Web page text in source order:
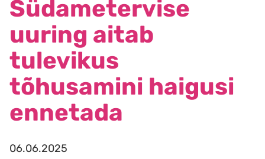
Südametervise
uuring aitab
tulevikus
tõhusamini haigusi
ennetada
06.06.2025